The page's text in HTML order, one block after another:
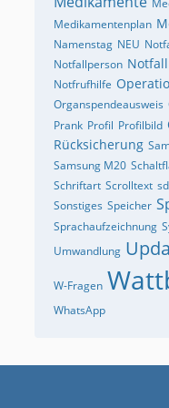
Medikamentenplan
Namenstag NEU
Notfallperson
Notfrufhilfe
Organspendeausweis
Prank Profil Profilbild
Rücksicherung
Samsung M20
Schriftart Scrolltext
Sonstiges Speicher
Sprachaufzeichnung
Umwandlung
W-Fragen
WhatsApp